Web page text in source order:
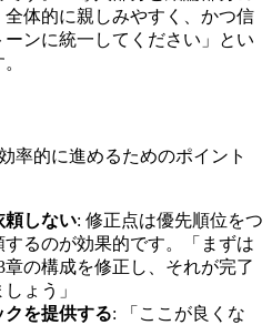
全体的に親しみやすく、かつ信
ンに統一してください」とい
率的に進めるためのポイント
頼しない: 修正点は優先順位をつ
るのが効果的です。「まずは
の構成を修正し、それが完了
ょう」
を提供する: 「ここが良くな